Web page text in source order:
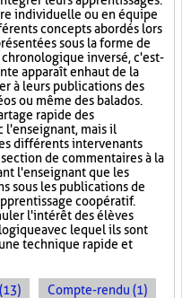
individuelle ou en équipe
concepts abordés lors
sous la forme de
inversé, c'est-
apparaît en haut de la
à leurs publications des
ou même des balados.
rapide des
l'enseignant, mais il
différents intervenants
de commentaires à la
l'enseignant que les
sous les publications de
coopératif.
l'intérêt des élèves
avec lequel ils sont
technique rapide et
Compte-rendu (1)